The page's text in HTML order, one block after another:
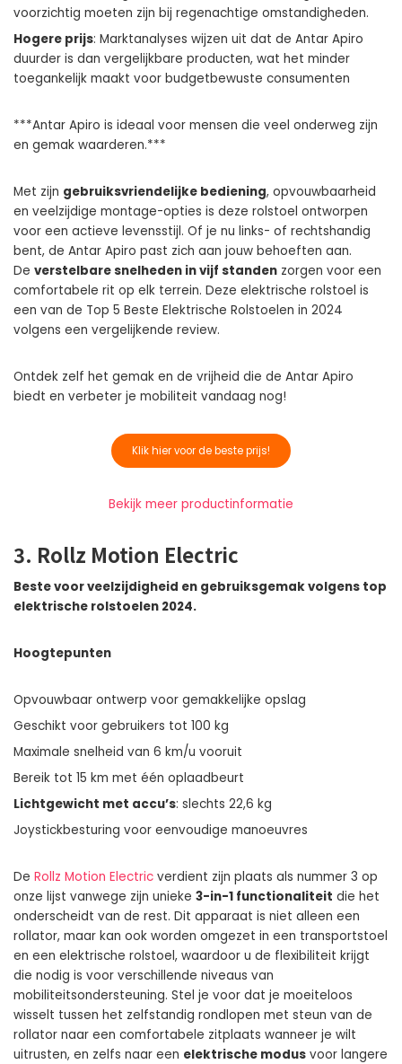
voorzichtig moeten zijn bij regenachtige omstandigheden.
Hogere prijs: Marktanalyses wijzen uit dat de Antar Apiro
duurder is dan vergelijkbare producten, wat het minder
toegankelijk maakt voor budgetbewuste consumenten
***Antar Apiro is ideaal voor mensen die veel onderweg zijn
en gemak waarderen.***
Met zijn gebruiksvriendelijke bediening, opvouwbaarheid
en veelzijdige montage-opties is deze rolstoel ontworpen
voor een actieve levensstijl. Of je nu links- of rechtshandig
bent, de Antar Apiro past zich aan jouw behoeften aan.
De verstelbare snelheden in vijf standen zorgen voor een
comfortabele rit op elk terrein. Deze elektrische rolstoel is
een van de Top 5 Beste Elektrische Rolstoelen in 2024
volgens een vergelijkende review.
Ontdek zelf het gemak en de vrijheid die de Antar Apiro
biedt en verbeter je mobiliteit vandaag nog!
Klik hier voor de beste prijs!
Bekijk meer productinformatie
3. Rollz Motion Electric
Beste voor veelzijdigheid en gebruiksgemak volgens top
elektrische rolstoelen 2024.
Hoogtepunten
Opvouwbaar ontwerp voor gemakkelijke opslag
Geschikt voor gebruikers tot 100 kg
Maximale snelheid van 6 km/u vooruit
Bereik tot 15 km met één oplaadbeurt
Lichtgewicht met accu’s: slechts 22,6 kg
Joystickbesturing voor eenvoudige manoeuvres
De Rollz Motion Electric verdient zijn plaats als nummer 3 op
onze lijst vanwege zijn unieke 3-in-1 functionaliteit die het
onderscheidt van de rest. Dit apparaat is niet alleen een
rollator, maar kan ook worden omgezet in een transportstoel
en een elektrische rolstoel, waardoor u de flexibiliteit krijgt
die nodig is voor verschillende niveaus van
mobiliteitsondersteuning. Stel je voor dat je moeiteloos
wisselt tussen het zelfstandig rondlopen met steun van de
rollator naar een comfortabele zitplaats wanneer je wilt
uitrusten, en zelfs naar een elektrische modus voor langere